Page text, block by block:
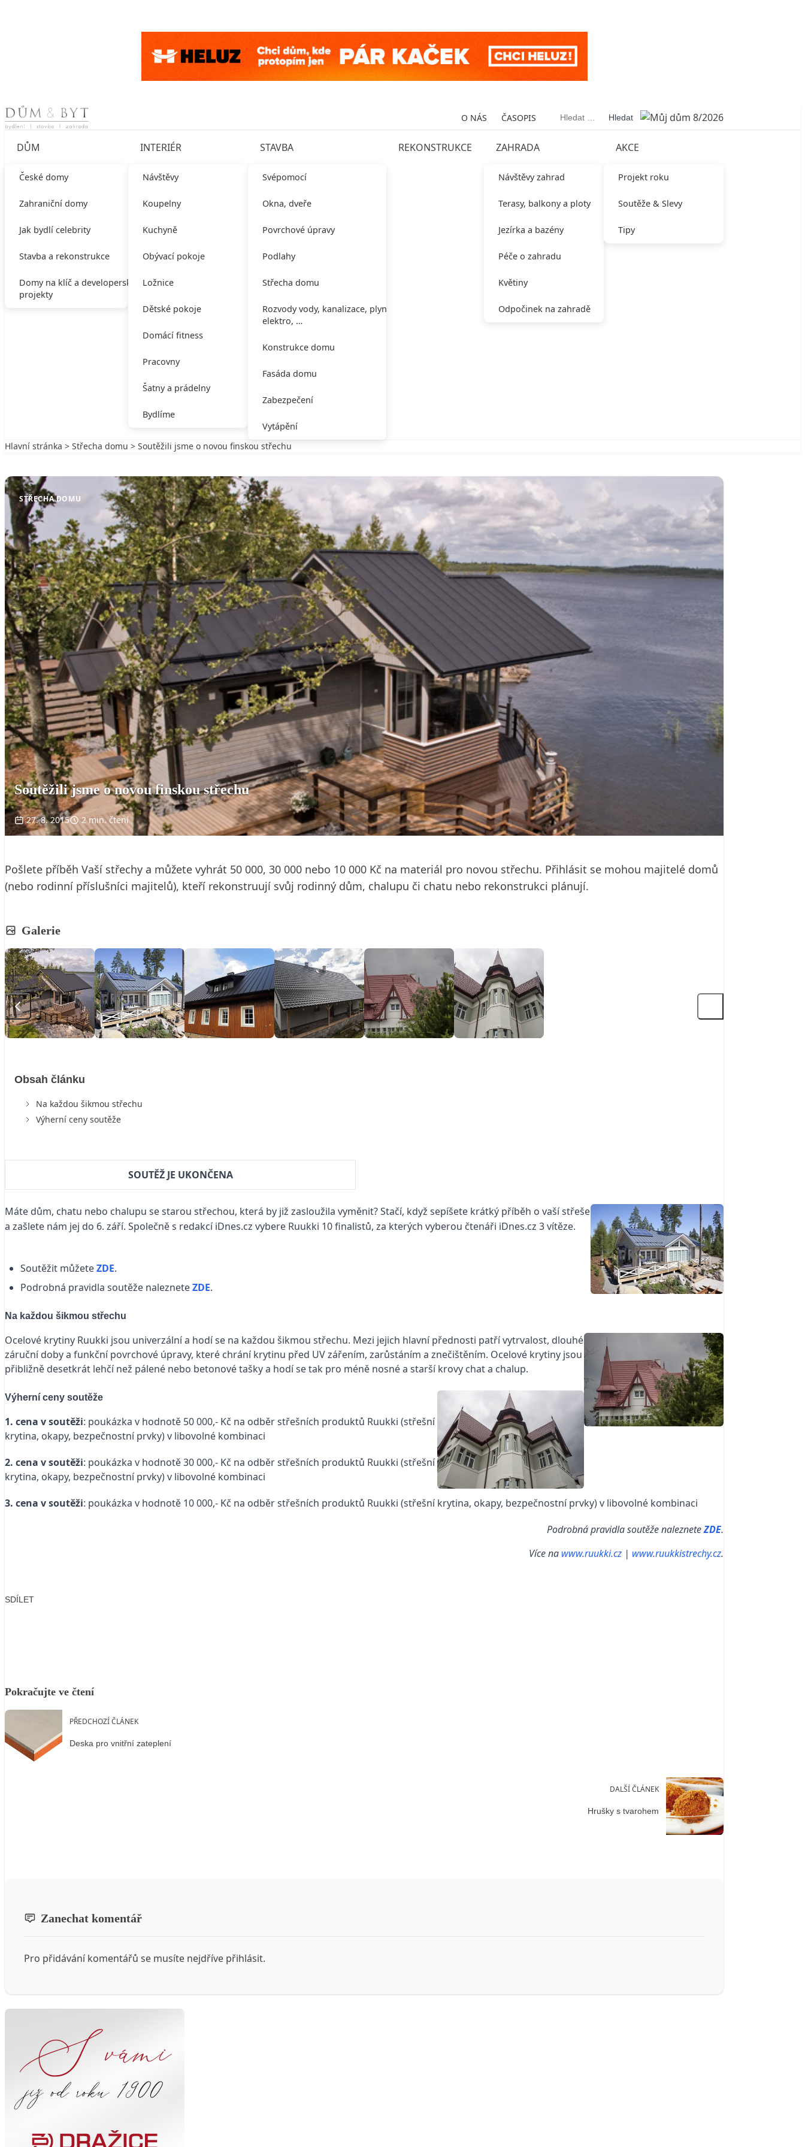
Skip to content O NÁS ČASOPIS Vyhledávání
DŮM
České domy
Zahraniční domy
Jak bydlí celebrity
Stavba a rekonstrukce
Domy na klíč a developerské
projekty
INTERIÉR
Návštěvy
Koupelny
Kuchyně
Obývací pokoje
Ložnice
Dětské pokoje
Domácí fitness
Pracovny
Šatny a prádelny
Bydlíme
STAVBA
Svépomocí
Okna, dveře
Povrchové úpravy
Podlahy
Střecha domu
Rozvody vody, kanalizace, plynu,
elektro, …
Konstrukce domu
Fasáda domu
Zabezpečení
Vytápění
REKONSTRUKCE ZAHRADA
Návštěvy zahrad
Terasy, balkony a ploty
Jezírka a bazény
Péče o zahradu
Květiny
Odpočinek na zahradě
AKCE
Projekt roku
Soutěže & Slevy
Tipy
Hlavní stránka > Střecha domu > Soutěžili jsme o novou finskou střechu
STŘECHA DOMU
Soutěžili jsme o novou finskou střechu
27. 8. 2015 2 min. čtení
Pošlete příběh Vaší střechy a můžete vyhrát 50 000, 30 000 nebo 10 000 Kč na materiál pro novou střechu. Přihlásit se mohou majitelé domů
(nebo rodinní příslušníci majitelů), kteří rekonstruují svůj rodinný dům, chalupu či chatu nebo rekonstrukci plánují.
Galerie
Obsah článku
Na každou šikmou střechu
Výherní ceny soutěže
SOUTĚŽ JE UKONČENA
Máte dům, chatu nebo chalupu se starou střechou, která by již zasloužila vyměnit?Stačí, když sepíšete krátký příběh o vaší střeše
a zašlete nám jej do 6. září. Společně s redakcí iDnes.cz vybere Ruukki 10 finalistů, za kterých vyberou čtenáři iDnes.cz 3 vítěze.
Soutěžit můžeteZDE.
Podrobná pravidla soutěže nalezneteZDE.
Na každou šikmou střechu
Ocelové krytiny Ruukki jsou univerzální a hodí se na každou šikmou střechu. Mezi jejich hlavní přednosti patří vytrvalost, dlouhé
záruční doby a funkční povrchové úpravy, které chrání krytinu před UV zářením, zarůstáním a znečištěním. Ocelové krytiny jsou
přibližně desetkrát lehčí než pálené nebo betonové tašky a hodí se tak pro méně nosné a starší krovy chat a chalup.
Výherní ceny soutěže
1. cena v soutěži: poukázka v hodnotě 50 000,- Kč na odběr střešních produktů Ruukki (střešní
krytina, okapy, bezpečnostní prvky) v libovolné kombinaci
2. cena v soutěži: poukázka v hodnotě 30 000,- Kč na odběr střešních produktů Ruukki (střešní
krytina, okapy, bezpečnostní prvky) v libovolné kombinaci
3. cena v soutěži: poukázka v hodnotě 10 000,- Kč na odběr střešních produktů Ruukki (střešní krytina, okapy, bezpečnostní prvky) v libovolné kombinaci
Podrobná pravidla soutěže nalezneteZDE.
Více na www.ruukki.cz | www.ruukkistrechy.cz.
SDÍLET
Pokračujte ve čtení
PŘEDCHOZÍ ČLÁNEK
Deska pro vnitřní zateplení
DALŠÍ ČLÁNEK
Hrušky s tvarohem
Zanechat komentář
Pro přidávání komentářů se musíte nejdříve přihlásit.